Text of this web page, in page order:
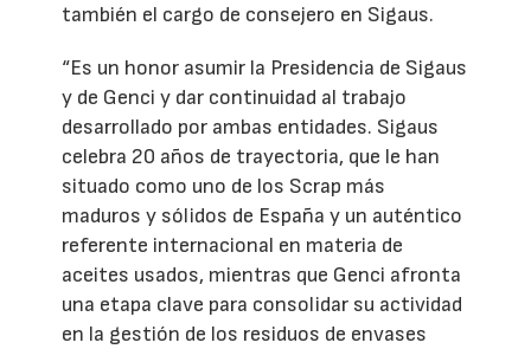
también el cargo de consejero en Sigaus.
“Es un honor asumir la Presidencia de Sigaus
y de Genci y dar continuidad al trabajo
desarrollado por ambas entidades. Sigaus
celebra 20 años de trayectoria, que le han
situado como uno de los Scrap más
maduros y sólidos de España y un auténtico
referente internacional en materia de
aceites usados, mientras que Genci afronta
una etapa clave para consolidar su actividad
en la gestión de los residuos de envases